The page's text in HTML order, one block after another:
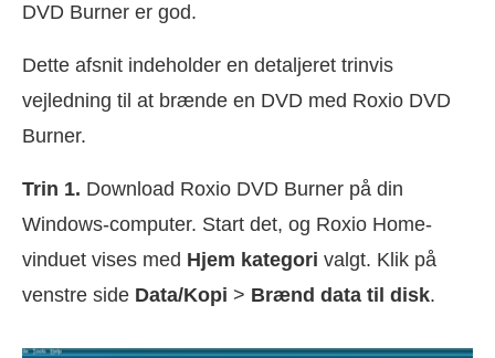
DVD Burner er god.
Dette afsnit indeholder en detaljeret trinvis
vejledning til at brænde en DVD med Roxio DVD
Burner.
Trin 1. Download Roxio DVD Burner på din
Windows-computer. Start det, og Roxio Home-
vinduet vises med Hjem kategori valgt. Klik på
venstre side Data/Kopi > Brænd data til disk.